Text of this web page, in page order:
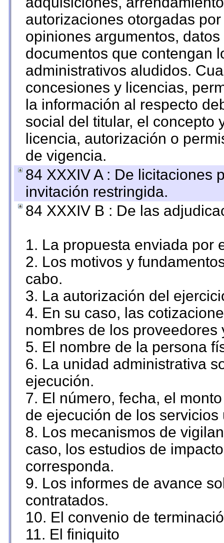
autorizaciones otorgadas
opiniones argumentos,
documentos que contengan
administrativos aludidos.
concesiones y licencias,
la información al respecto
social del titular, el concepto
licencia, autorización o
de vigencia.
84 XXXIV A : De licitaciones
invitación restringida.
84 XXXIV B : De las
1. La propuesta enviada por
2. Los motivos y
cabo.
3. La autorización del
4. En su caso, las
nombres de los proveedores
5. El nombre de la persona
6. La unidad administrativa
ejecución.
7. El número, fecha, el
de ejecución de los servicios
8. Los mecanismos de
caso, los estudios de
corresponda.
9. Los informes de avance
contratados.
10. El convenio de
11. El finiquito